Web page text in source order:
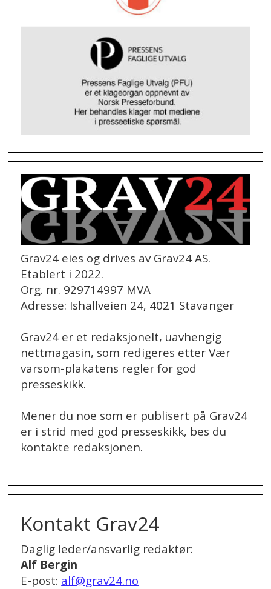
Grav24 eies og drives av Grav24 AS.
Etablert i 2022.
Org. nr. 929714997 MVA
Adresse: Ishallveien 24, 4021 Stavanger
Grav24 er et redaksjonelt, uavhengig
nettmagasin, som redigeres etter Vær
varsom-plakatens regler for god
presseskikk.
Mener du noe som er publisert på Grav24
er i strid med god presseskikk, bes du
kontakte redaksjonen.
Kontakt Grav24
Daglig leder/ansvarlig redaktør:
Alf Bergin
E-post: alf@grav24.no